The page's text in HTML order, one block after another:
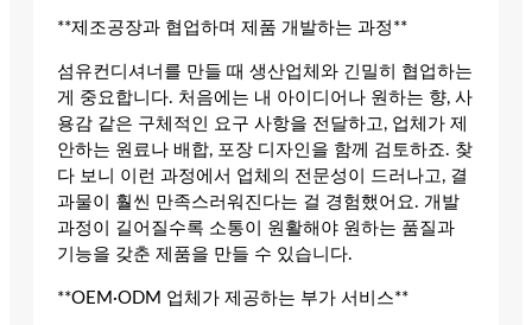
**제조공장과 협업하며 제품 개발하는 과정**
섬유컨디셔너를 만들 때 생산업체와 긴밀히 협업하는
게 중요합니다. 처음에는 내 아이디어나 원하는 향, 사
용감 같은 구체적인 요구 사항을 전달하고, 업체가 제
안하는 원료나 배합, 포장 디자인을 함께 검토하죠. 찾
다 보니 이런 과정에서 업체의 전문성이 드러나고, 결
과물이 훨씬 만족스러워진다는 걸 경험했어요. 개발
과정이 길어질수록 소통이 원활해야 원하는 품질과
기능을 갖춘 제품을 만들 수 있습니다.
**OEM·ODM 업체가 제공하는 부가 서비스**